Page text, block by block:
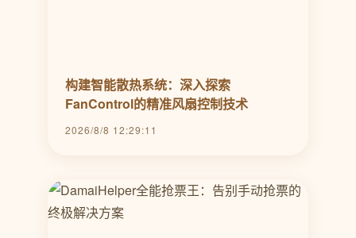
构建智能散热系统：深入探索
FanControl的精准风扇控制技术
2026/8/8 12:29:11